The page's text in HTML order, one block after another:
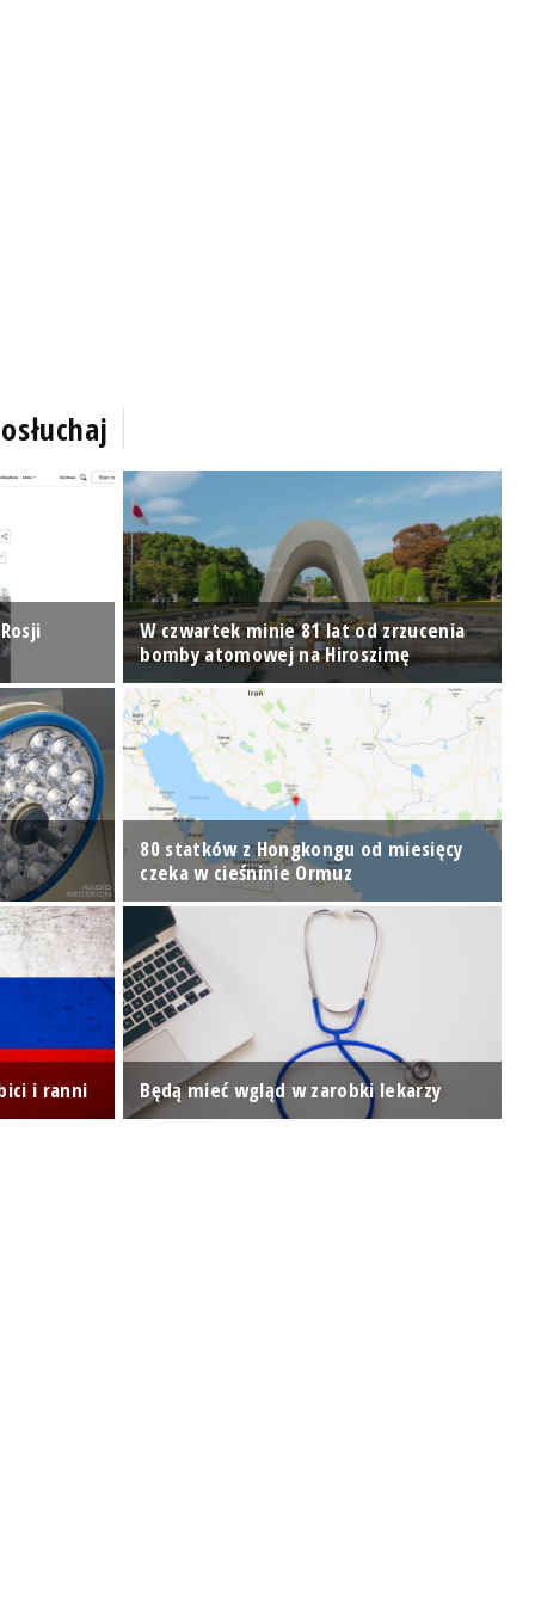
W czwartek minie 81 lat od zrzucenia
bomby atomowej na Hiroszimę
80 statków z Hongkongu od miesięcy
czeka w cieśninie Ormuz
i ranni Będą mieć wgląd w zarobki lekarzy